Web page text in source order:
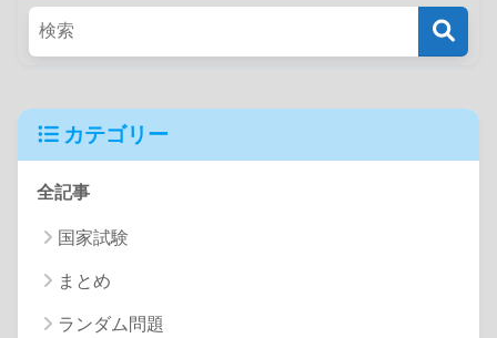
カテゴリー
全記事
国家試験
まとめ
ランダム問題